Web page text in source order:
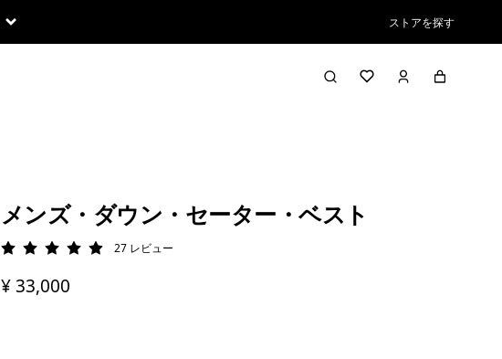
ストアを探す
メンズ・ダウン・セーター・ベスト
評価: 5 / 5 27 レビュー
¥ 33,000